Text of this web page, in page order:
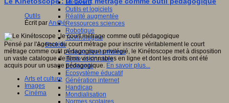
Métavers
Outils et logiciels
Réalité augmentée
Ressources sciences
Robotique
Technologies
Société
Acteurs des territoires
Ecole et structure
Economie
Ecosystème éducatif
Génération internet
Handicap
Mondialisation
Normes scolaires
Outils
Écrit parAn@é
Pensé par l'Agence du court métrage pour inscrire véritablement le court
métrage comme outil pédagogique privilégié, le Kinétoscope met à disposition
un vaste catalogue de films visionnables en ligne et dont les droits ont été
acquis pour un usage pédagogique. En savoir plus...
Arts et culture
Images
Cinéma